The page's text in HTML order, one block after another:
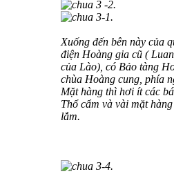
Xuống đến bên này của
điện Hoàng gia cũ (
của Lào), có Bảo tàng
chùa Hoàng cung, phía
Mặt hàng thì hơi ít các
Thổ cẩm và vài mặt
lắm.